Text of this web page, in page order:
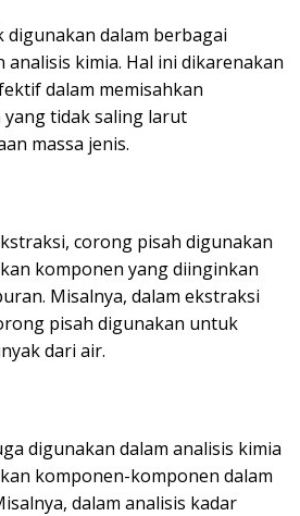
digunakan dalam berbagai
analisis kimia. Hal ini dikarenakan
dalam memisahkan
tidak saling larut
massa jenis.
corong pisah digunakan
komponen yang diinginkan
Misalnya, dalam ekstraksi
pisah digunakan untuk
dari air.
digunakan dalam analisis kimia
komponen-komponen dalam
dalam analisis kadar